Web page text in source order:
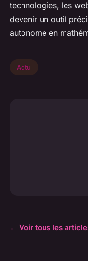
technologies, les
devenir un outil
autonome en
Actu
← Voir tous les